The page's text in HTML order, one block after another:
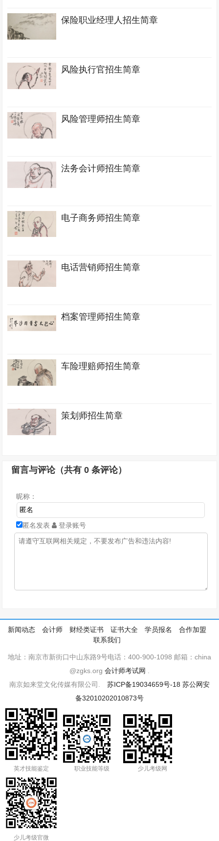
保险职业经理人招生简章
风险执行官招生简章
风险管理师招生简章
法务会计师招生简章
电子商务师招生简章
电话营销师招生简章
档案管理师招生简章
车险理赔师招生简章
策划师招生简章
留言与评论（共有0 条评论）
昵称：
匿名发表 登录账号
新闻动态 会计师 财经类证书 证书大全 学员报名
合作加盟
联系我们
地址：南京市新街口中山东路9号电话：400-900-1098 邮箱：china
@zgks.org 会计师考试网
南京如来堂文化传媒有限公司. 苏ICP备19034659号-18 苏公网安
备32010202010873号
英才技能鉴定 职业技能等级 少儿考级网
少儿考级官微